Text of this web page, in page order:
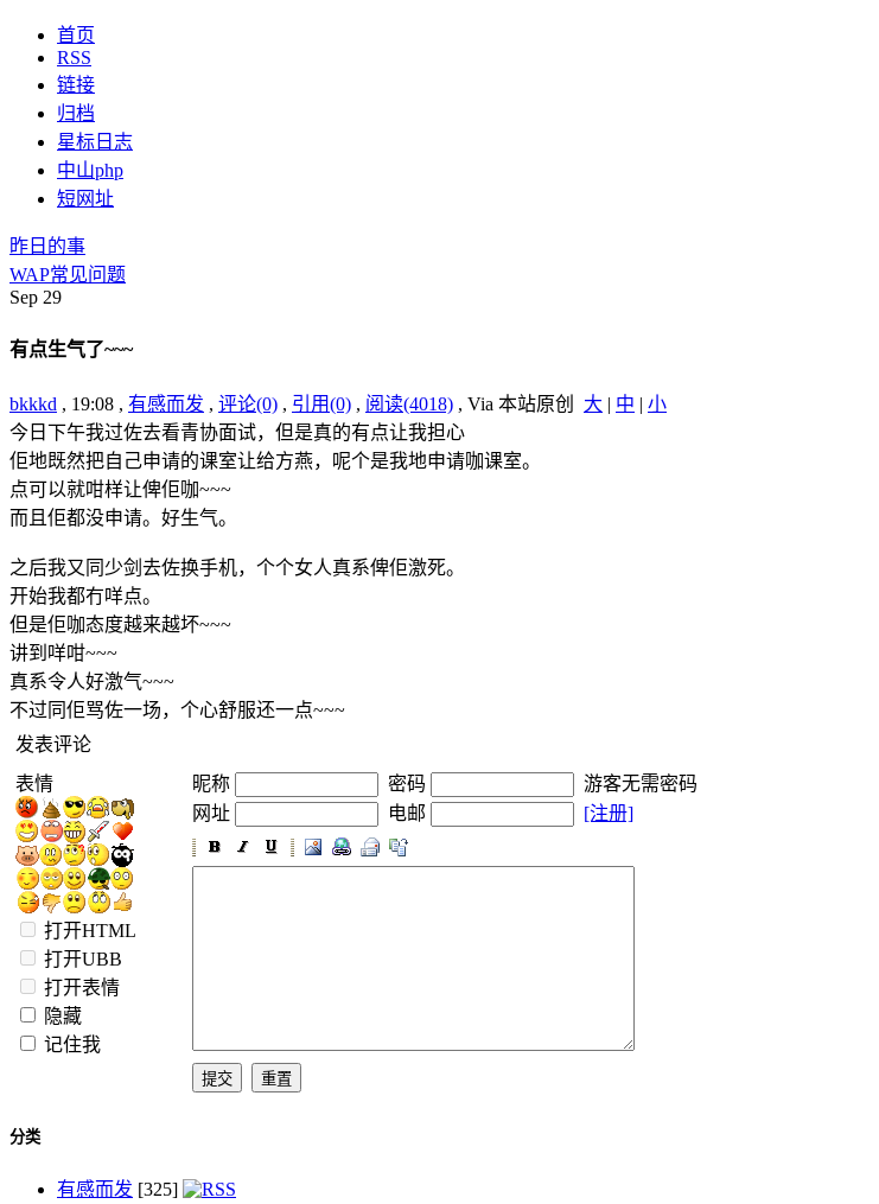
首页
RSS
链接
归档
星标日志
中山php
短网址
昨日的事
WAP常见问题
Sep 29
有点生气了~~~
bkkkd , 19:08 , 有感而发 , 评论(0) , 引用(0) , 阅读(4018) , Via 本站原创 大 | 中 | 小
今日下午我过佐去看青协面试，但是真的有点让我担心
佢地既然把自己申请的课室让给方燕，呢个是我地申请咖课室。
点可以就咁样让俾佢咖~~~
而且佢都没申请。好生气。
之后我又同少剑去佐换手机，个个女人真系俾佢激死。
开始我都冇咩点。
但是佢咖态度越来越坏~~~
讲到咩咁~~~
真系令人好激气~~~
不过同佢骂佐一场，个心舒服还一点~~~
发表评论
表情
打开HTML
打开UBB
打开表情
隐藏
记住我
昵称 密码
游客无需密码
网址
电邮 [注册]
分类
有感而发 [325]